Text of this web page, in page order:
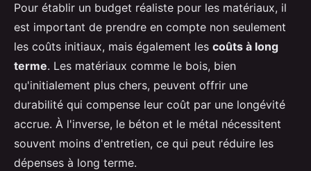
Pour établir un budget réaliste pour les matériaux, il
est important de prendre en compte non seulement
les coûts initiaux, mais également les coûts à long
terme. Les matériaux comme le bois, bien
qu'initialement plus chers, peuvent offrir une
durabilité qui compense leur coût par une longévité
accrue. À l'inverse, le béton et le métal nécessitent
souvent moins d'entretien, ce qui peut réduire les
dépenses à long terme.